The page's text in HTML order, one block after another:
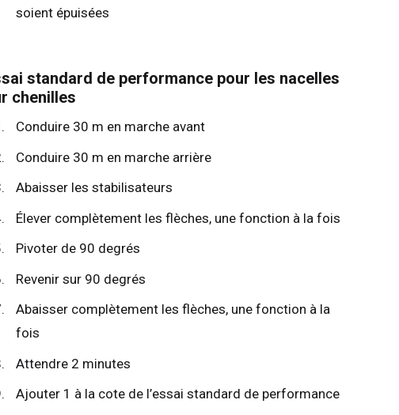
soient épuisées
standard de performance pour les nacelles
chenilles
Conduire 30 m en marche avant
Conduire 30 m en marche arrière
Abaisser les stabilisateurs
Élever complètement les flèches, une fonction à la fois
Pivoter de 90 degrés
Revenir sur 90 degrés
Abaisser complètement les flèches, une fonction à la
fois
Attendre 2 minutes
Ajouter 1 à la cote de l’essai standard de performance